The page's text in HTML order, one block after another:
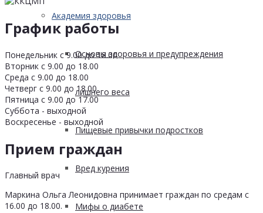
Академия здоровья
Основы здоровья и предупреждения
лишнего веса
Пищевые привычки подростков
Вред курения
Мифы о диабете
График работы
Понедельник с 9.00 до 18.00
Вторник с 9.00 до 18.00
Среда с 9.00 до 18.00
Четверг с 9.00 до 18.00
Пятница с 9.00 до 17.00
Суббота - выходной
Воскресенье - выходной
Прием граждан
Главный врач
Маркина Ольга Леонидовна принимает граждан по средам с
16.00 до 18.00.